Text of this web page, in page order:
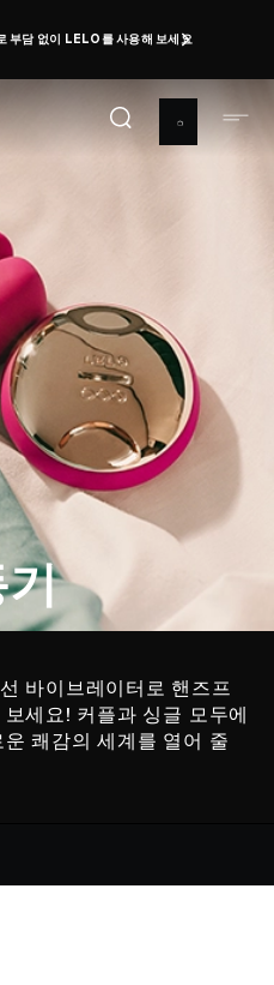
부담 없이 LELO를 사용해 보세요
바이브레이터로 핸즈프
세요! 커플과 싱글 모두에
쾌감의 세계를 열어 줄